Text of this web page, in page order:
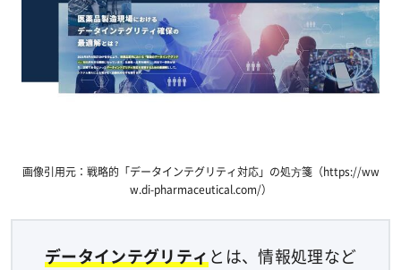
画像引用元：戦略的「データインテグリティ対応」の処⽅箋（https://ww
w.di-pharmaceutical.com/）
データインテグリティ とは、情報処理など